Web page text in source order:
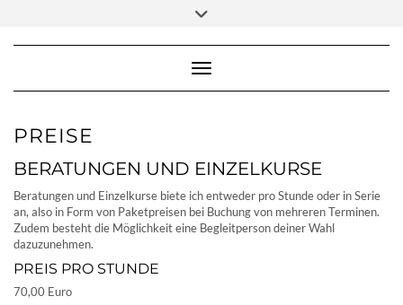
Toggle Navigation
PREISE
BERATUNGEN UND EINZELKURSE
Beratungen und Einzelkurse biete ich entweder pro Stunde oder in Serie
an, also in Form von Paketpreisen bei Buchung von mehreren Terminen.
Zudem besteht die Möglichkeit eine Begleitperson deiner Wahl
dazuzunehmen.
PREIS PRO STUNDE
70,00 Euro